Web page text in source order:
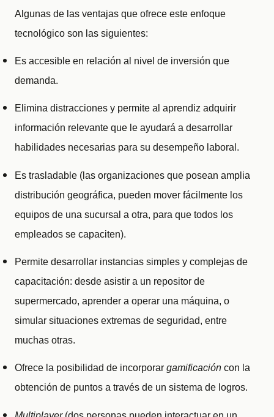
Algunas de las ventajas que ofrece este enfoque
tecnológico son las siguientes:
Es accesible en relación al nivel de inversión que
demanda.
Elimina distracciones y permite al aprendiz adquirir
información relevante que le ayudará a desarrollar
habilidades necesarias para su desempeño laboral.
Es trasladable (las organizaciones que posean amplia
distribución geográfica, pueden mover fácilmente los
equipos de una sucursal a otra, para que todos los
empleados se capaciten).
Permite desarrollar instancias simples y complejas de
capacitación: desde asistir a un repositor de
supermercado, aprender a operar una máquina, o
simular situaciones extremas de seguridad, entre
muchas otras.
Ofrece la posibilidad de incorporar gamificación con la
obtención de puntos a través de un sistema de logros.